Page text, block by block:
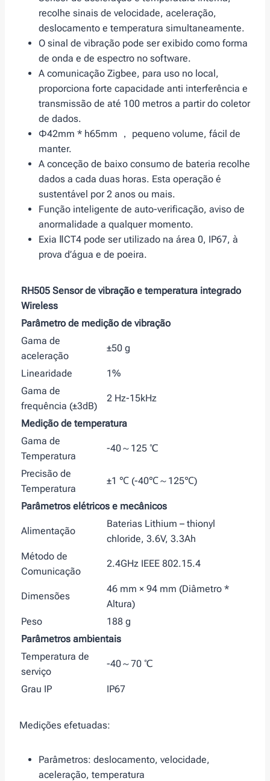
recolhe sinais de velocidade, aceleração,
deslocamento e temperatura simultaneamente.
O sinal de vibração pode ser exibido como forma
de onda e de espectro no software.
A comunicação Zigbee, para uso no local,
proporciona forte capacidade anti interferência e
transmissão de até 100 metros a partir do coletor
de dados.
Φ42mm * h65mm ， pequeno volume, fácil de
manter.
A conceção de baixo consumo de bateria recolhe
dados a cada duas horas. Esta operação é
sustentável por 2 anos ou mais.
Função inteligente de auto-verificação, aviso de
anormalidade a qualquer momento.
Exia ⅡCT4 pode ser utilizado na área 0, IP67, à
prova d’água e de poeira.
RH505 Sensor de vibração e temperatura integrado
Wireless
Parâmetro de medição de vibração
Gama de
aceleração
±50 g
Linearidade
1%
Gama de
frequência (±3dB)
2 Hz-15kHz
Medição de temperatura
Gama de
Temperatura
-40～125 ℃
Precisão de
Temperatura
±1 ℃ (-40℃～125℃)
Parâmetros elétricos e mecânicos
Alimentação
Baterias Lithium – thionyl
chloride, 3.6V, 3.3Ah
Método de
Comunicação
2.4GHz IEEE 802.15.4
Dimensões
46 mm × 94 mm (Diâmetro *
Altura)
Peso
188 g
Parâmetros ambientais
Temperatura de
serviço
-40～70 ℃
Grau IP IP67
Medições efetuadas:
Parâmetros: deslocamento, velocidade,
aceleração, temperatura